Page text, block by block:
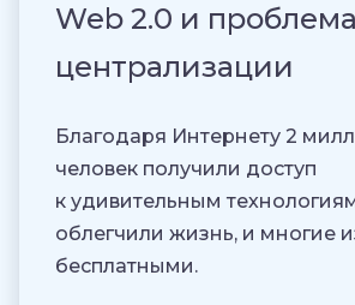
Web 2.0 и проблема
централизации
Благодаря Интернету 2
человек получили доступ
к удивительным
облегчили жизнь, и многие
бесплатными.